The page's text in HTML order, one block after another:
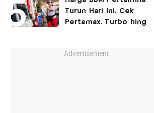
Turun Hari Ini, Cek
Pertamax, Turbo hingga
Advertisement